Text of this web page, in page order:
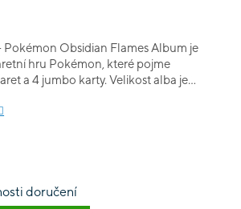
doručení
Obsidian Flames Album je
hru Pokémon, které pojme
a 4 jumbo karty. Velikost alba je